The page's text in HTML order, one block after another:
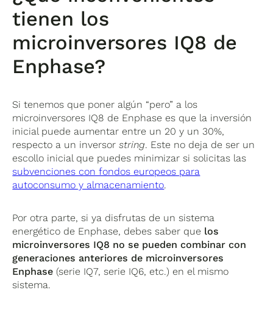
tienen los
microinversores IQ8 de
Enphase?
Si tenemos que poner algún “pero” a los
microinversores IQ8 de Enphase es que la inversión
inicial puede aumentar entre un 20 y un 30%,
respecto a un inversorstring. Este no deja de ser un
escollo inicial que puedes minimizar si solicitas las
subvenciones con fondos europeos para
autoconsumo y almacenamiento.
Por otra parte, si ya disfrutas de un sistema
energético de Enphase, debes saber que los
microinversores IQ8 no se pueden combinar con
generaciones anteriores de microinversores
Enphase (serie IQ7, serie IQ6, etc.) en el mismo
sistema.